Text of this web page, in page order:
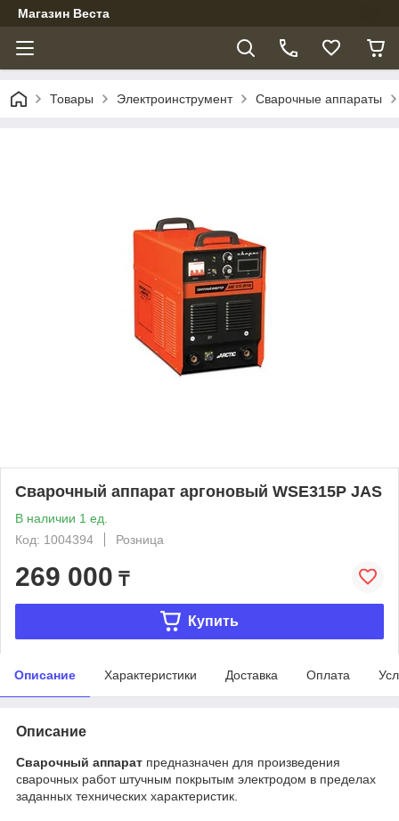
Магазин Веста
Товары Электроинструмент Сварочные аппараты
Сварочный аппарат аргоновый WSE315P JAS
В наличии 1 ед.
Код: 1004394
Розница
269 000 ₸
Купить
Описание Характеристики Доставка Оплата
Описание
Сварочный аппарат предназначен для произведения
сварочных работ штучным покрытым электродом в пределах
заданных технических характеристик.